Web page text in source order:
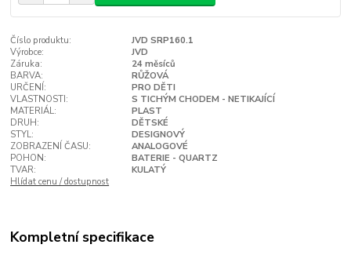
Číslo produktu:
JVD SRP160.1
Výrobce:
JVD
Záruka:
24 měsíců
BARVA:
RŮŽOVÁ
URČENÍ:
PRO DĚTI
VLASTNOSTI:
S TICHÝM CHODEM - NETIKAJÍCÍ
MATERIÁL:
PLAST
DRUH:
DĚTSKÉ
STYL:
DESIGNOVÝ
ZOBRAZENÍ ČASU:
ANALOGOVÉ
POHON:
BATERIE - QUARTZ
TVAR:
KULATÝ
Hlídat cenu / dostupnost
Kompletní specifikace